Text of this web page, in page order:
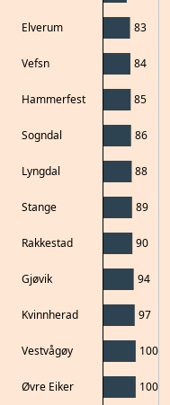
Elverum
Vefsn
Hammerfest
Sogndal
Lyngdal
Stange
Rakkestad
Gjøvik
Kvinnherad
Vestvågøy
Øvre Eiker
83
84
85
86
88
89
90
94
97
100
100